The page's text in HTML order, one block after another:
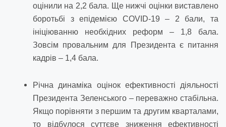
оцінили на 2,2 бала. Ще нижчі оцінки виставлено
боротьбі з епідемією COVID-19 – 2 бали, та
ініціюванню необхідних реформ – 1,8 бала.
Зовсім провальним для Президента є питання
кадрів – 1,4 бала.
Річна динаміка оцінок ефективності діяльності
Президента Зеленського – переважно стабільна.
Якщо порівняти з першим та другим кварталами,
то відбулося суттєве зниження ефективності